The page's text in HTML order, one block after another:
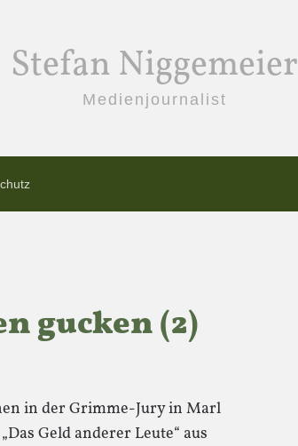
Stefan Niggemeier
Medienjournalist
gucken (2)
in der Grimme-Jury in Marl
Geld anderer Leute“ aus